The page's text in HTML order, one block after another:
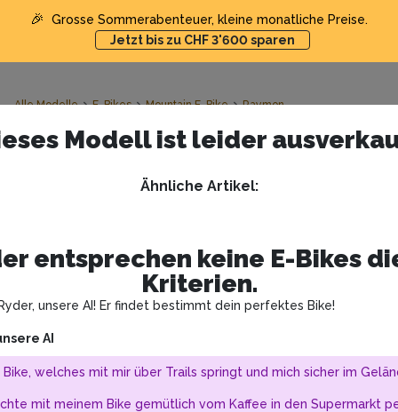
🎉
Grosse Sommerabenteuer, kleine monatliche Preise.
Jetzt bis zu CHF 3'600 sparen
Alle Modelle E-Bikes Mountain E-Bike Raymon
Modell ist leider
Ähnliche Artikel:
entsprechen keine E-Bikes
Kriterien.
unsere AI! Er findet bestimmt dein perfektes Bike!
AI
welches mit mir über Trails springt und mich sicher im
mit meinem Bike gemütlich vom Kaffee in den Supermarkt